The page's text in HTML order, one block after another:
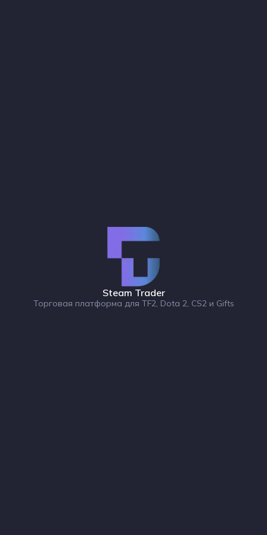
Steam Trader
Торговая платформа для TF2, Dota 2, CS2 и Gifts